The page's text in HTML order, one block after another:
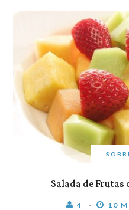
Salada de Frutas
4 10